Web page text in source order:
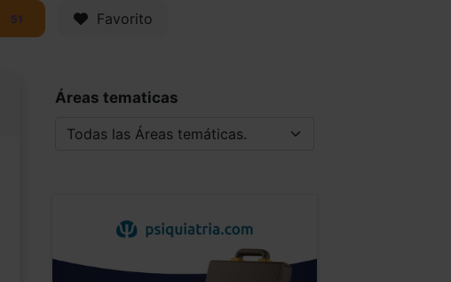
51 Favorito
Áreas tematicas